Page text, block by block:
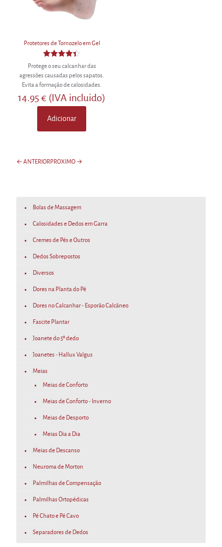
Protetores de Tornozelo em Gel
Avaliação
4.40
de 5
Protege o seu calcanhar das
agressões causadas pelos sapatos.
Evita a formação de calosidades.
14.95€ (IVA incluido)
Adicionar
← ANTERIORPROXIMO →
Bolas de Massagem
Calosidades e Dedos em Garra
Cremes de Pés e Outros
Dedos Sobrepostos
Diversos
Dores na Planta do Pé
Dores no Calcanhar - Esporão Calcâneo
Fascite Plantar
Joanete do 5º dedo
Joanetes - Hallux Valgus
Meias
Meias de Conforto
Meias de Conforto - Inverno
Meias de Desporto
Meias Dia a Dia
Meias de Descanso
Neuroma de Morton
Palmilhas de Compensação
Palmilhas Ortopédicas
Pé Chato e Pé Cavo
Separadores de Dedos